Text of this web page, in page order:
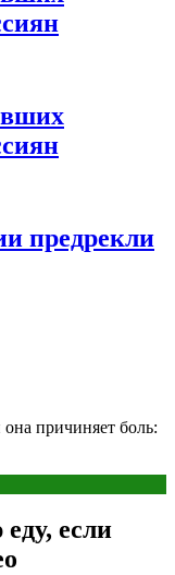
предрекли
она причиняет боль:
если